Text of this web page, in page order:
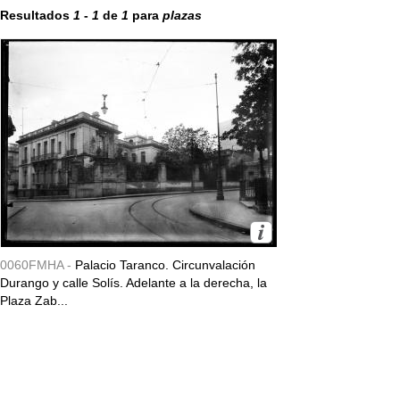
Resultados 1 - 1 de 1 para plazas
0060FMHA - Palacio Taranco. Circunvalación
Durango y calle Solís. Adelante a la derecha, la
Plaza Zab...